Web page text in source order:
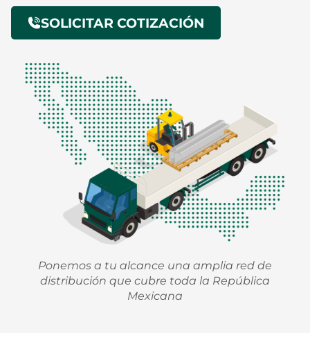
SOLICITAR COTIZACIÓN
Ponemos a tu alcance una amplia red de
distribución que cubre toda la República
Mexicana